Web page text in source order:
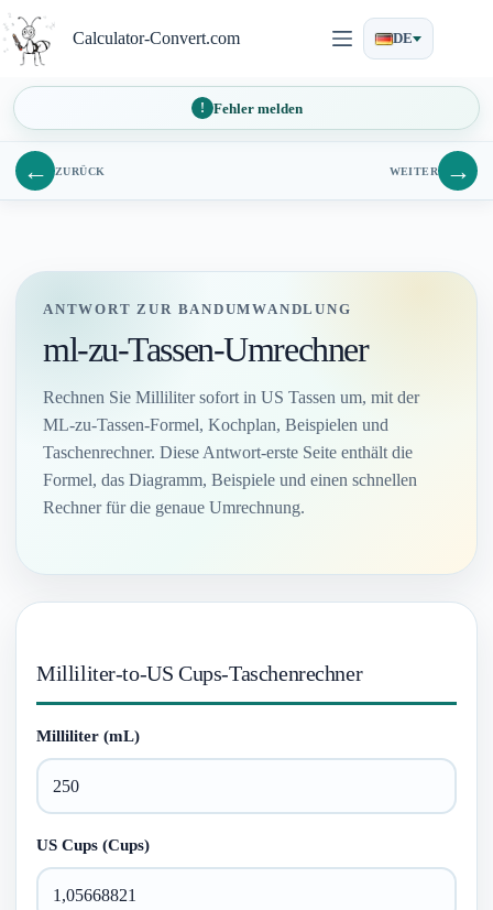
Inhalt
springen
Calculator-Convert.com DE
Fehler melden
← ZURÜCK WEITER →
ANTWORT ZUR BANDUMWANDLUNG
ml-zu-Tassen-Umrechner
Rechnen Sie Milliliter sofort in US Tassen um, mit der
ML-zu-Tassen-Formel, Kochplan, Beispielen und
Taschenrechner. Diese Antwort-erste Seite enthält die
Formel, das Diagramm, Beispiele und einen schnellen
Rechner für die genaue Umrechnung.
Milliliter-to-US Cups-Taschenrechner
Milliliter (mL)
US Cups (Cups)